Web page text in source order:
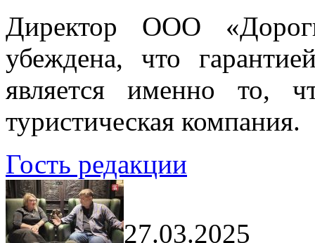
Директор ООО
убеждена, что
является именно то,
туристическая компания.
Гость редакции
27.03.2025